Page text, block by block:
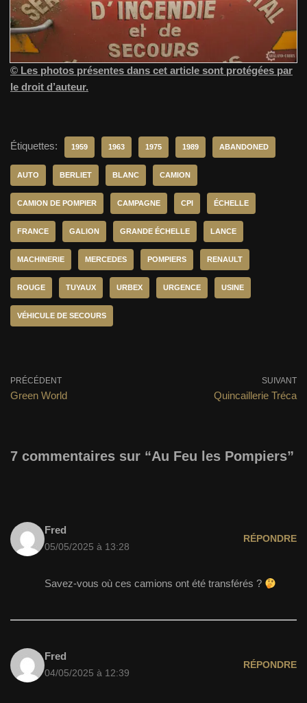
© Les photos présentes dans cet article sont protégées par
le droit d’auteur.
Étiquettes: 1959 1963 1975 1989 ABANDONED
AUTO BERLIET BLANC CAMION
CAMION DE POMPIER CAMPAGNE CPI ÉCHELLE
FRANCE GALION GRANDE ÉCHELLE LANCE
MACHINERIE MERCEDES POMPIERS RENAULT
ROUGE TUYAUX URBEX URGENCE USINE
VÉHICULE DE SECOURS
PRÉCÉDENT
Green World
SUIVANT
Quincaillerie Tréca
7 commentaires sur “Au Feu les Pompiers”
Fred
05/05/2025 à 13:28
RÉPONDRE
Savez-vous où ces camions ont été transférés ?
Fred
04/05/2025 à 12:39
RÉPONDRE